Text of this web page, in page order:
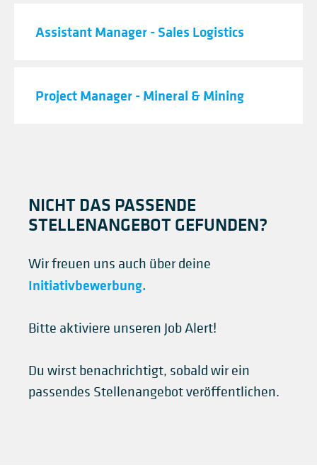
Assistant Manager - Sales Logistics
Project Manager - Mineral & Mining
NICHT DAS PASSENDE
STELLENANGEBOT GEFUNDEN?
Wir freuen uns auch über deine
Initiativbewerbung.
Bitte aktiviere unseren Job Alert!
Du wirst benachrichtigt, sobald wir ein
passendes Stellenangebot veröffentlichen.